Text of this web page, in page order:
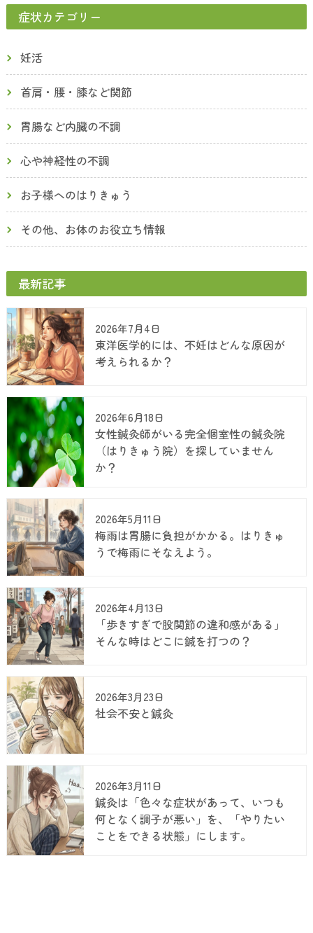
症状カテゴリー
妊活
首肩・腰・膝など関節
胃腸など内臓の不調
心や神経性の不調
お子様へのはりきゅう
その他、お体のお役立ち情報
最新記事
2026年7月4日
東洋医学的には、不妊はどんな原因が
考えられるか？
2026年6月18日
女性鍼灸師がいる完全個室性の鍼灸院
（はりきゅう院）を探していません
か？
2026年5月11日
梅雨は胃腸に負担がかかる。はりきゅ
うで梅雨にそなえよう。
2026年4月13日
「歩きすぎで股関節の違和感がある」
そんな時はどこに鍼を打つの？
2026年3月23日
社会不安と鍼灸
2026年3月11日
鍼灸は「色々な症状があって、いつも
何となく調子が悪い」を、「やりたい
ことをできる状態」にします。